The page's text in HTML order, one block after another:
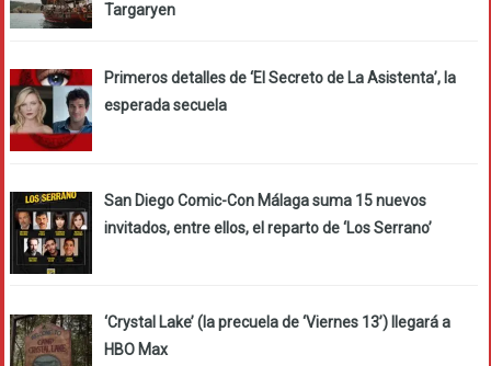
Targaryen
Primeros detalles de ‘El Secreto de La Asistenta’, la
esperada secuela
San Diego Comic-Con Málaga suma 15 nuevos
invitados, entre ellos, el reparto de ‘Los Serrano’
‘Crystal Lake’ (la precuela de ‘Viernes 13’) llegará a
HBO Max